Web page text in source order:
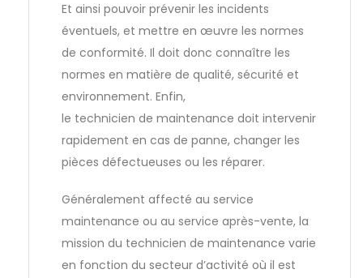
Et ainsi pouvoir prévenir les incidents
éventuels, et mettre en œuvre les normes
de conformité. Il doit donc connaître les
normes en matière de qualité, sécurité et
environnement. Enfin,
le technicien de maintenance doit intervenir
rapidement en cas de panne, changer les
pièces défectueuses ou les réparer.
Généralement affecté au service
maintenance ou au service après-vente, la
mission du technicien de maintenance varie
en fonction du secteur d’activité où il est